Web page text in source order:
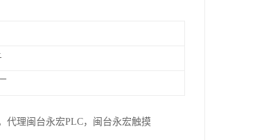
代理闽台永宏PLC，闽台永宏触摸